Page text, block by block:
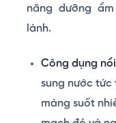
năng dưỡng
lành.
Công dụng
sung nước tức
màng suốt